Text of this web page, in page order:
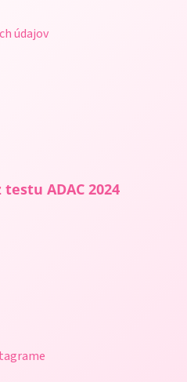
údajov
ADAC 2024